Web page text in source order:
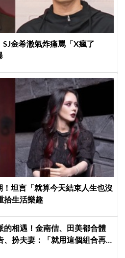
金希澈氣炸痛罵「X瘋了
坦言「就算今天結束人生也沒
拾生活樂趣
的相遇！金南佶、田美都合體
、扮夫妻：「就用這個組合再